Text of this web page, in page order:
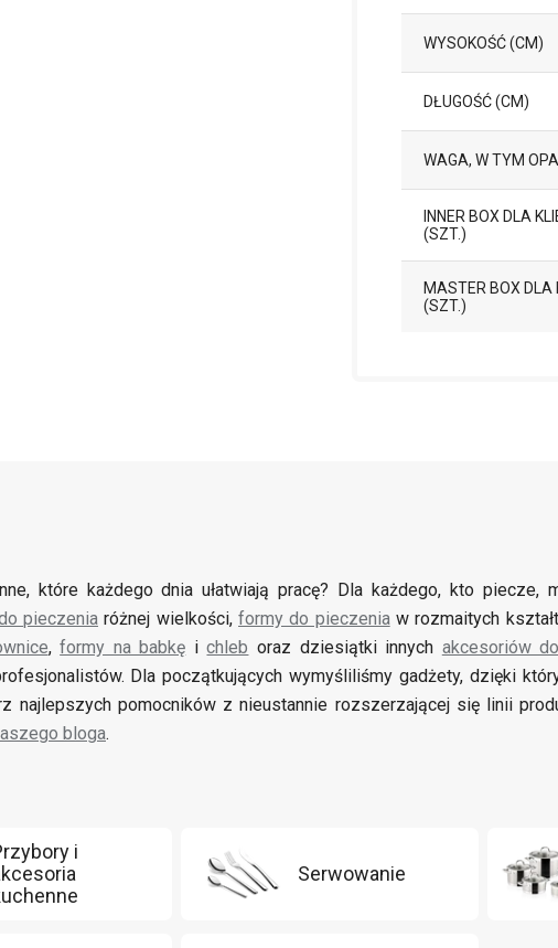
WYSOKOŚĆ (CM)
DŁUGOŚĆ (CM)
WAGA, W TYM
INNER BOX DLA
(SZT.)
MASTER BOX DLA
(SZT.)
które każdego dnia ułatwiają pracę? Dla każdego, kto piecze,
pieczenia różnej wielkości,formy do pieczeniaw rozmaitych
,formy na babkę ichleb oraz dziesiątki innych akcesoriów
Dla początkujących wymyśliliśmy gadżety, dzięki
najlepszych pomocników z nieustannie rozszerzającej się linii
bloga.
i
Serwowanie